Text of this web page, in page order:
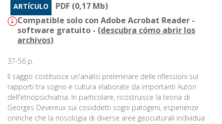
ARTÍCULO
PDF (0,17 Mb)
Compatible solo con Adobe Acrobat Reader -
software gratuito - (descubra cómo abrir los
archivos)
37-56 p.
Il saggio costituisce un'analisi preliminare delle riflessioni sui
rapporti tra sogno e cultura elaborate da importanti Autori
dell'etnopsichiatria. In particolare, ricostruisce la teoria di
Georges Devereux sui cosiddetti sogni patogeni, esperienze
oniriche che la nosologia di diverse aree geoculturali individua